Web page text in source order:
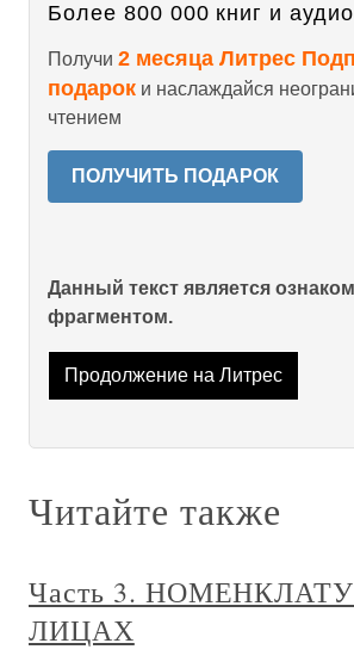
Более 800 000 книг и
Получи 2 месяца Литрес
подарок и наслаждайся
чтением
ПОЛУЧИТЬ ПОДАРОК
Данный текст является
фрагментом.
Продолжение на Литрес
Читайте также
Часть 3.
ЛИЦАХ